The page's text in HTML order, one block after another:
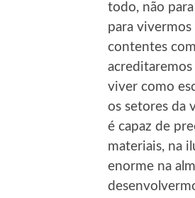
todo, não
para
contentes
acreditaremos
viver como
os setores da
é capaz de
materiais, na
enorme na